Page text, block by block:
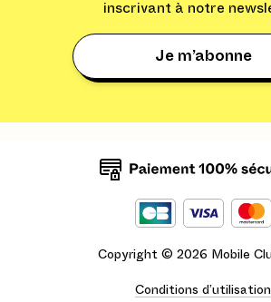
inscrivant à notre
Je m’abonne
Copyright © 2026 Mobile
Conditions d’utilisation